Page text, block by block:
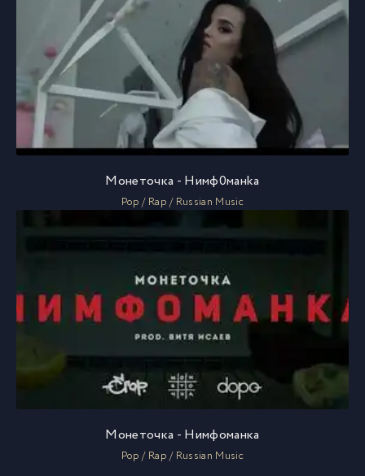
Монеточка - Hимф0мaнka
Pop / Rap / Russian Music
Монеточка - Нимфоманка
Pop / Rap / Russian Music